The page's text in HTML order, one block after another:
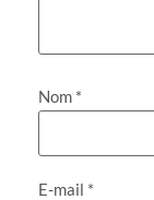
Nom *
E-mail *